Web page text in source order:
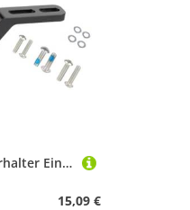
Road Bike Computerhalter Einstellbare Front Front Fahrradverlängerungshalterung Lichtständer Radsportstangen Tachometer Rack Aus Der Vorfremdung Fahrradverlängerung Klammern Verlängert
15,09 €